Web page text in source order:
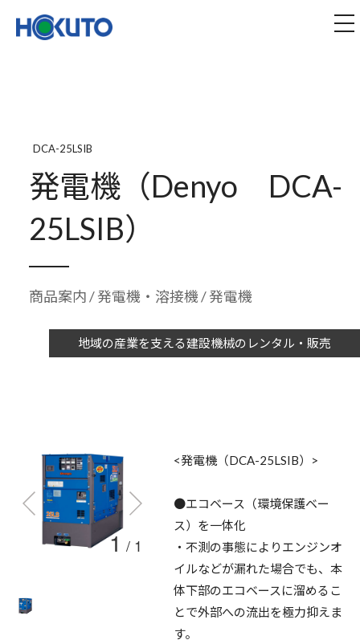
DCA-25LSIB
発電機（Denyo DCA-
25LSIB）
商品案内/発電機・溶接機/ 発電機
地域の産業を支える建設機械のレンタル・販売
1 / 1
<発電機（DCA-25LSIB）>
●エコベース（環境保護ベー
ス）を一体化
・不測の事態によりエンジンオ
イルなどが漏れた場合でも、本
体下部のエコベースに溜めるこ
とで外部への流出を極力抑えま
す。